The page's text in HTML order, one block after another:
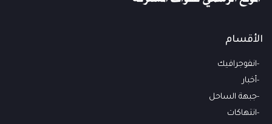
الأقسام
انفوجرافيك
أخبار
جبهة الساحل
انتهاكات